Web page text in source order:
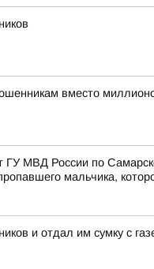
вместо
МВД России по
мальчика,
и отдал им сумку с